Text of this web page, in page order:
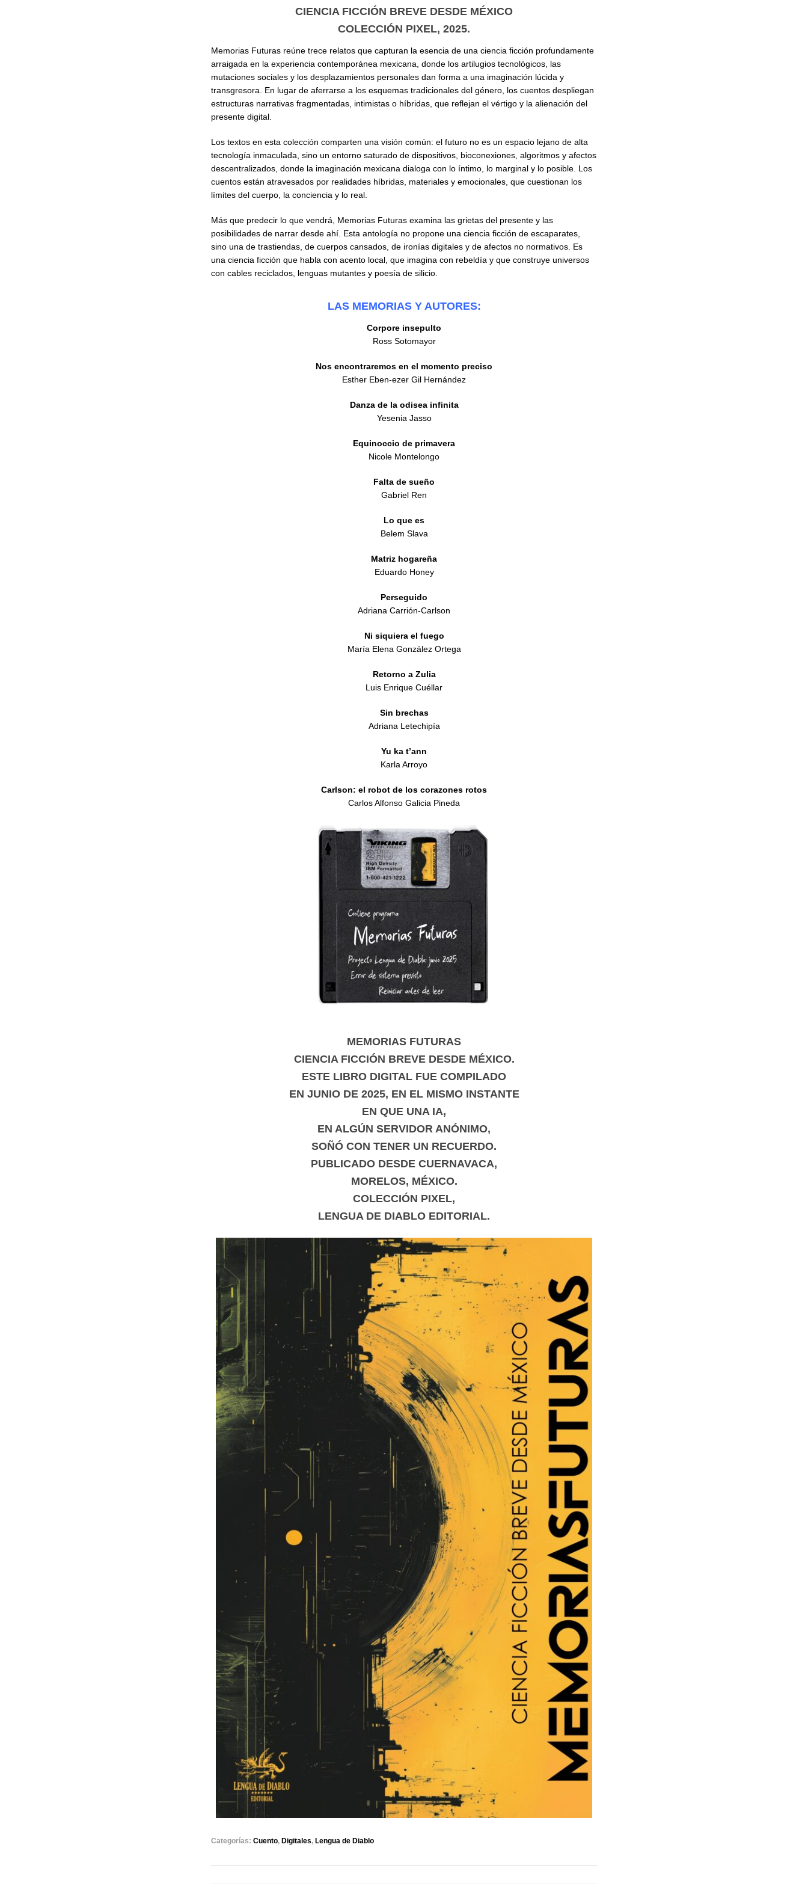
CIENCIA FICCIÓN BREVE DESDE MÉXICO
COLECCIÓN PIXEL, 2025.
Memorias Futuras reúne trece relatos que capturan la esencia de una ciencia ficción profundamente
arraigada en la experiencia contemporánea mexicana, donde los artilugios tecnológicos, las
mutaciones sociales y los desplazamientos personales dan forma a una imaginación lúcida y
transgresora. En lugar de aferrarse a los esquemas tradicionales del género, los cuentos despliegan
estructuras narrativas fragmentadas, intimistas o híbridas, que reflejan el vértigo y la alienación del
presente digital.
Los textos en esta colección comparten una visión común: el futuro no es un espacio lejano de alta
tecnología inmaculada, sino un entorno saturado de dispositivos, bioconexiones, algoritmos y afectos
descentralizados, donde la imaginación mexicana dialoga con lo íntimo, lo marginal y lo posible. Los
cuentos están atravesados por realidades híbridas, materiales y emocionales, que cuestionan los
límites del cuerpo, la conciencia y lo real.
Más que predecir lo que vendrá, Memorias Futuras examina las grietas del presente y las
posibilidades de narrar desde ahí. Esta antología no propone una ciencia ficción de escaparates,
sino una de trastiendas, de cuerpos cansados, de ironías digitales y de afectos no normativos. Es
una ciencia ficción que habla con acento local, que imagina con rebeldía y que construye universos
con cables reciclados, lenguas mutantes y poesía de silicio.
LAS MEMORIAS Y AUTORES:
Corpore insepulto
Ross Sotomayor
Nos encontraremos en el momento preciso
Esther Eben-ezer Gil Hernández
Danza de la odisea infinita
Yesenia Jasso
Equinoccio de primavera
Nicole Montelongo
Falta de sueño
Gabriel Ren
Lo que es
Belem Slava
Matriz hogareña
Eduardo Honey
Perseguido
Adriana Carrión-Carlson
Ni siquiera el fuego
María Elena González Ortega
Retorno a Zulia
Luis Enrique Cuéllar
Sin brechas
Adriana Letechipía
Yu ka t’ann
Karla Arroyo
Carlson: el robot de los corazones rotos
Carlos Alfonso Galicia Pineda
MEMORIAS FUTURAS
CIENCIA FICCIÓN BREVE DESDE MÉXICO.
ESTE LIBRO DIGITAL FUE COMPILADO
EN JUNIO DE 2025, EN EL MISMO INSTANTE
EN QUE UNA IA,
EN ALGÚN SERVIDOR ANÓNIMO,
SOÑÓ CON TENER UN RECUERDO.
PUBLICADO DESDE CUERNAVACA,
MORELOS, MÉXICO.
COLECCIÓN PIXEL,
LENGUA DE DIABLO EDITORIAL.
Categorías: Cuento, Digitales, Lengua de Diablo